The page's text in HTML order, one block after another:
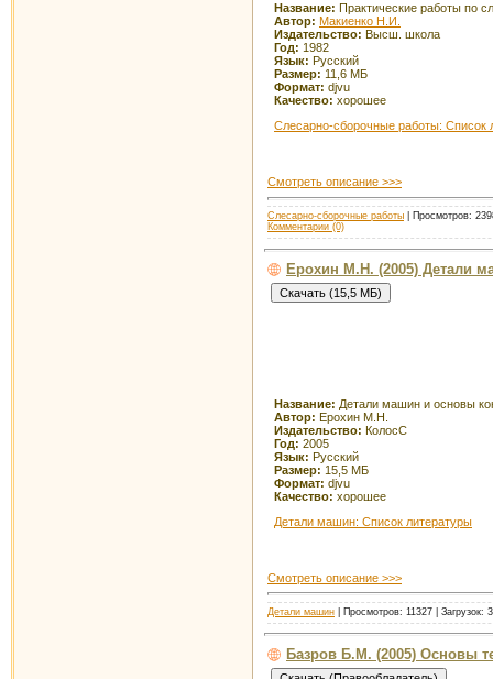
Название: Практические работы по
Автор: Макиенко Н.И.
Издательство: Высш. школа
Год: 1982
Язык: Русский
Размер: 11,6 МБ
Формат: djvu
Качество: хорошее
Слесарно-сборочные работы: Список
Смотреть описание >>>
Слесарно-сборочные работы | Просмотров:
Комментарии (0)
Ерохин М.Н. (2005) Детали
Название: Детали машин и основы
Автор: Ерохин М.Н.
Издательство: КолосС
Год: 2005
Язык: Русский
Размер: 15,5 МБ
Формат: djvu
Качество: хорошее
Детали машин: Список литературы
Смотреть описание >>>
Детали машин | Просмотров: 11327 | Загрузок:
Базров Б.М. (2005) Основы